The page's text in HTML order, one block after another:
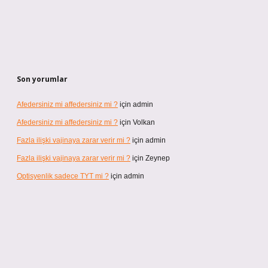
Son yorumlar
Afedersiniz mi affedersiniz mi ? için admin
Afedersiniz mi affedersiniz mi ? için Volkan
Fazla ilişki vajinaya zarar verir mi ? için admin
Fazla ilişki vajinaya zarar verir mi ? için Zeynep
Optisyenlik sadece TYT mi ? için admin